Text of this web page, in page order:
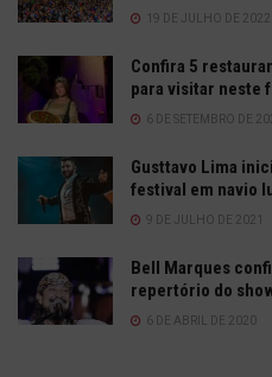
19 DE JULHO DE 2022
Confira 5
para visitar neste
6 DE SETEMBRO DE
Gusttavo Lima
festival em navio
9 DE JULHO DE 2021
Bell Marques
repertório do
6 DE ABRIL DE 2020